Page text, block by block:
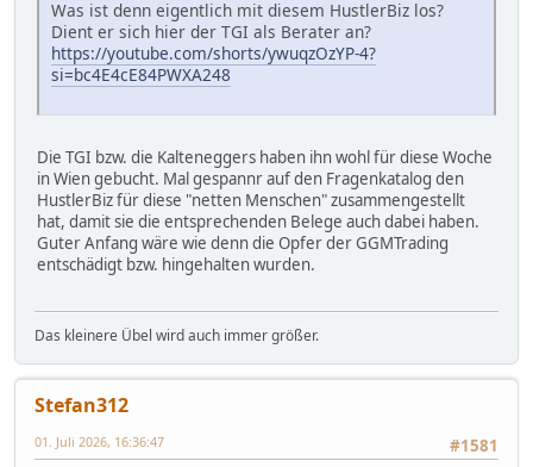
Was ist denn eigentlich mit diesem HustlerBiz los?
Dient er sich hier der TGI als Berater an?
https://youtube.com/shorts/ywuqzOzYP-4?
si=bc4E4cE84PWXA248
Die TGI bzw. die Kalteneggers haben ihn wohl für diese Woche
in Wien gebucht. Mal gespannr auf den Fragenkatalog den
HustlerBiz für diese "netten Menschen" zusammengestellt
hat, damit sie die entsprechenden Belege auch dabei haben.
Guter Anfang wäre wie denn die Opfer der GGMTrading
entschädigt bzw. hingehalten wurden.
Das kleinere Übel wird auch immer größer.
Stefan312
#1581
01. Juli 2026, 16:36:47